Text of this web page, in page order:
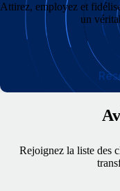
Attirez, employez et
un
Rejoignez la liste des